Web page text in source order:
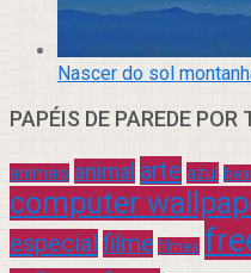
Nascer do sol
PAPÉIS DE PAREDE POR
animais animal arte azul
computer
especial filme filmes